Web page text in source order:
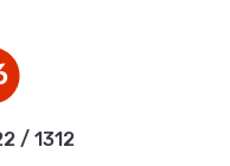
/ 1312